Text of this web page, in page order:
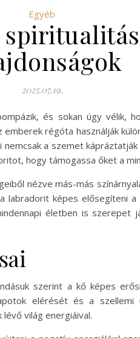
Egyéb
2025.07.19.
és sokan úgy vélik,
régóta használják
a szemet
hogy támogassa őket a
nézve más-más
labradorit képes elősegíteni
életben is szerepet
szerint a kő képes
elérését és a
világ energiáival.